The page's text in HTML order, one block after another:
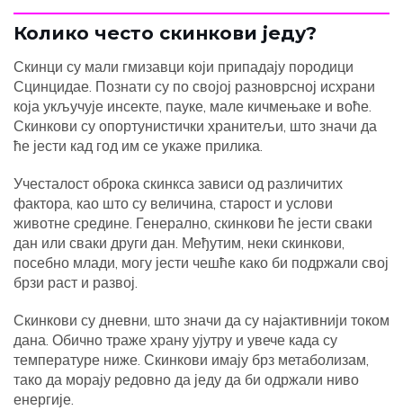
Колико често скинкови једу?
Скинци су мали гмизавци који припадају породици
Сцинцидае. Познати су по својој разноврсној исхрани
која укључује инсекте, пауке, мале кичмењаке и воће.
Скинкови су опортунистички хранитељи, што значи да
ће јести кад год им се укаже прилика.
Учесталост оброка скинкса зависи од различитих
фактора, као што су величина, старост и услови
животне средине. Генерално, скинкови ће јести сваки
дан или сваки други дан. Међутим, неки скинкови,
посебно млади, могу јести чешће како би подржали свој
брзи раст и развој.
Скинкови су дневни, што значи да су најактивнији током
дана. Обично траже храну ујутру и увече када су
температуре ниже. Скинкови имају брз метаболизам,
тако да морају редовно да једу да би одржали ниво
енергије.